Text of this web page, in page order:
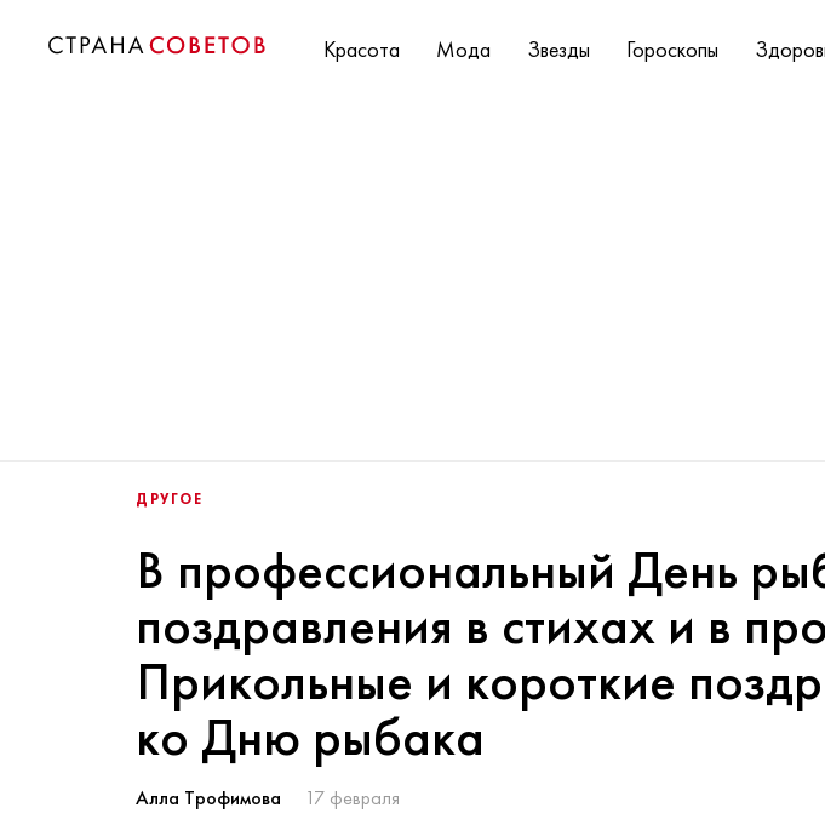
Красота Мода Звезды Гороскопы
ДРУГОЕ
В профессиональный День
поздравления в стихах и в
Прикольные и короткие
ко Дню рыбака
Алла Трофимова 17 февраля